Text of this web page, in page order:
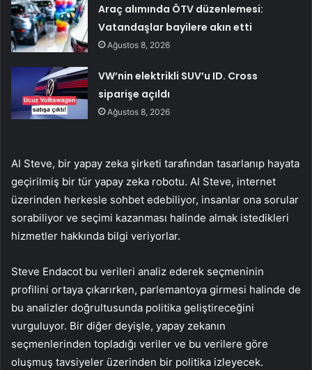
Araç alımında ÖTV düzenlemesi:
Vatandaşlar bayilere akın etti
Ağustos 8, 2026
VW’nin elektrikli SUV’u ID. Cross
siparişe açıldı
Ağustos 8, 2026
AI Steve, bir yapay zeka şirketi tarafından tasarlanıp hayata
geçirilmiş bir tür yapay zeka robotu. AI Steve, internet
üzerinden herkesle sohbet edebiliyor, insanlar ona sorular
sorabiliyor ve seçimi kazanması halinde almak istedikleri
hizmetler hakkında bilgi veriyorlar.
Steve Endacot bu verileri analiz ederek seçmeninin
profilini ortaya çıkarırken, parlemantoya girmesi halinde de
bu analizler doğrultusunda politika geliştireceğini
vurguluyor. Bir diğer deyişle, yapay zekanın
seçmenlerinden topladığı veriler ve bu verilere göre
oluşmuş tavsiyeler üzerinden bir politika izleyecek.